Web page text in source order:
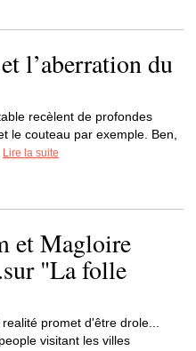
l’aberration du
recèlent de profondes
le couteau par exemple. Ben,
Lire la suite
et Magloire
"La folle
promet d'être drole...
visitant les villes